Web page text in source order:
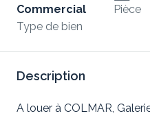
Commercial
Type de bien
Pièce
Description
A louer à COLMAR,